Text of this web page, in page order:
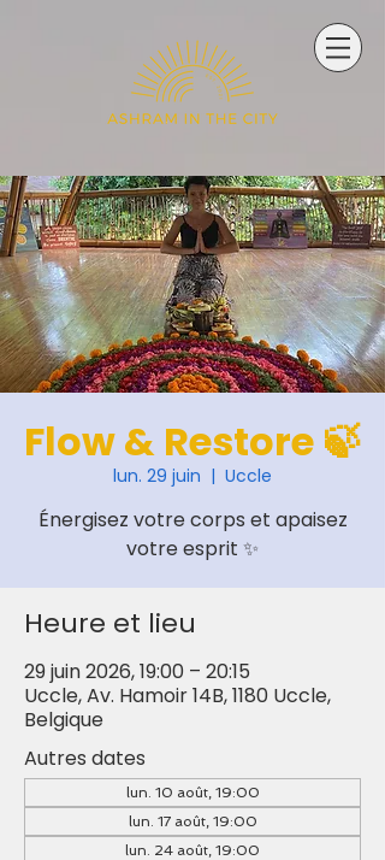
Flow & Restore 🍃
lun. 29 juin
  |
Uccle
Énergisez votre corps et apaisez
votre esprit ✨
Heure et lieu
29 juin 2026, 19:00 – 20:15
Uccle, Av. Hamoir 14B, 1180 Uccle,
Belgique
Autres dates
lun. 10 août, 19:00
lun. 17 août, 19:00
lun. 24 août, 19:00